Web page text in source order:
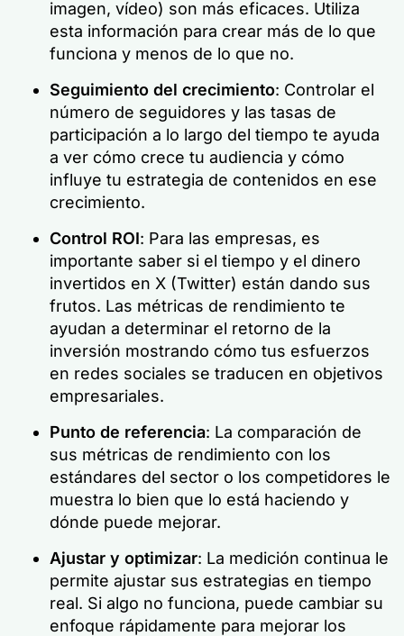
imagen, vídeo) son más eficaces. Utiliza
esta información para crear más de lo que
funciona y menos de lo que no.
Seguimiento del crecimiento: Controlar el
número de seguidores y las tasas de
participación a lo largo del tiempo te ayuda
a ver cómo crece tu audiencia y cómo
influye tu estrategia de contenidos en ese
crecimiento.
Control ROI: Para las empresas, es
importante saber si el tiempo y el dinero
invertidos en X (Twitter) están dando sus
frutos. Las métricas de rendimiento te
ayudan a determinar el retorno de la
inversión mostrando cómo tus esfuerzos
en redes sociales se traducen en objetivos
empresariales.
Punto de referencia: La comparación de
sus métricas de rendimiento con los
estándares del sector o los competidores le
muestra lo bien que lo está haciendo y
dónde puede mejorar.
Ajustar y optimizar: La medición continua le
permite ajustar sus estrategias en tiempo
real. Si algo no funciona, puede cambiar su
enfoque rápidamente para mejorar los